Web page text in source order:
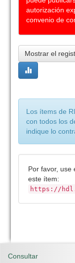
autorización
convenio de
Mostrar el
Los ítems de
con todos los
indique lo
Por favor, use
este ítem:
https://
Consultar